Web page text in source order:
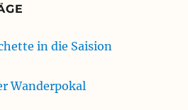
in die Saision
Wanderpokal